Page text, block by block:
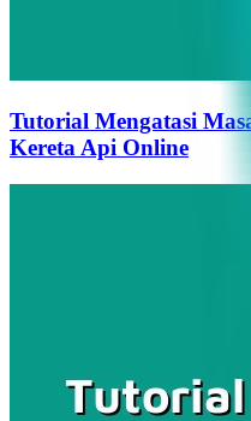
Tutorial Mengatasi
Kereta Api Online